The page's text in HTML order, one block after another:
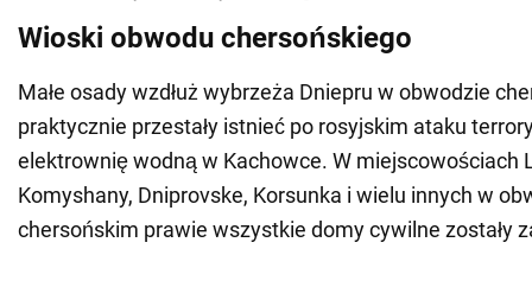
Wioski obwodu chersońskiego
Małe osady wzdłuż wybrzeża Dniepru w obwodzie
praktycznie przestały istnieć po rosyjskim ataku
elektrownię wodną w Kachowce. W miejscowościach
Komyshany, Dniprovske, Korsunka i wielu innych w
chersońskim prawie wszystkie domy cywilne zostały